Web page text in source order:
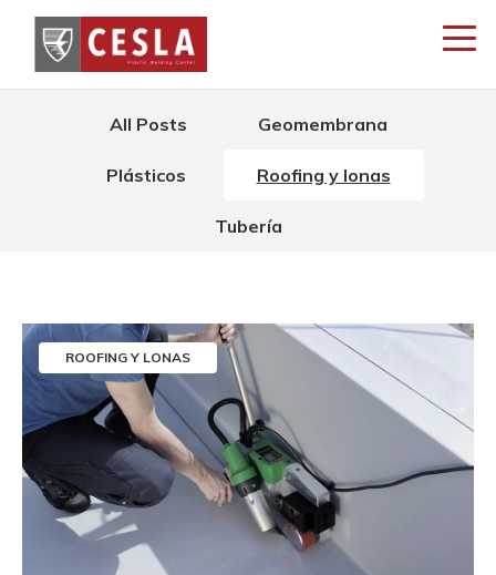
All Posts Geomembrana
Plásticos Roofing y lonas
Tubería
ROOFING Y LONAS